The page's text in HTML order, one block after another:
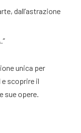
dall’astrazione
unica per
scoprire il
sue opere.